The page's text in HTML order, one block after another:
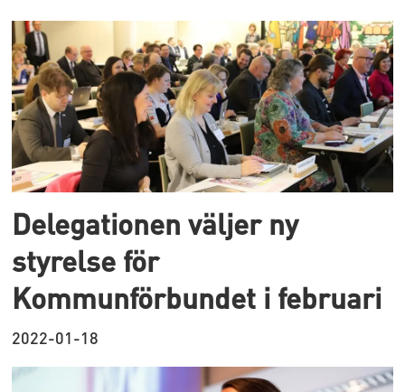
Delegationen väljer ny
styrelse för
Kommunförbundet i februari
2022-01-18